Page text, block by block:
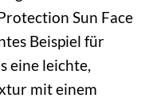
Sun Face
Beispiel für
eine leichte,
mit einem